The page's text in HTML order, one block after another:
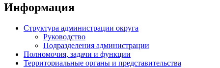
Информация
Структура администрации округа
Руководство
Подразделения администрации
Полномочия, задачи и функции
Территориальные органы и представительства